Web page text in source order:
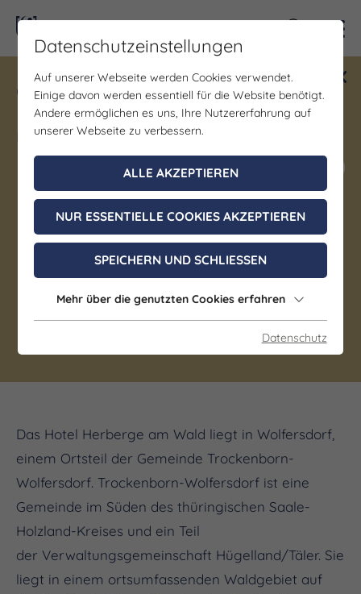
Gewinne ein Blind Date mit Saale-
Unstrut! Teilnahme vom 1.7. - 18.12.
möglich.
Jetzt mitmachen
Gastgeber
Hotel Herberge am Wald
Trockenborn-Wolfersdorf OT Wolfersdorf
Das Hotel Herberge am Wald liegt in Wolfersdorf,
einem Ortsteil der Gemeinde Trockenborn-
Wolfersdorf. Trockenborn-Wolfersdorf ist eine
Gemeinde im Süden des thüringischen Saale-
Holzland-Kreises und ein Teil
der Verwaltungsgemeinschaft Hügelland/Täler. Sie
liegt in einem ortsumfassenden Waldgebiet auf
Datenschutzeinstellungen
Auf unserer Webseite werden Cookies verwendet.
Einige davon werden essentiell für die Website benötigt.
Andere ermöglichen es uns, Ihre Nutzererfahrung auf
unserer Webseite zu verbessern.
ALLE AKZEPTIEREN
NUR ESSENTIELLE COOKIES AKZEPTIEREN
SPEICHERN UND SCHLIESSEN
Mehr über die genutzten Cookies erfahren
Datenschutz